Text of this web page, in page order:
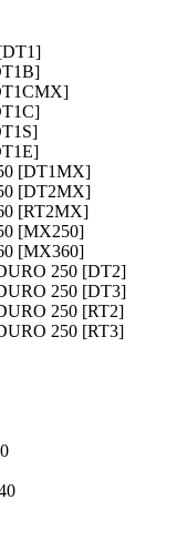
[DT1MX]
[DT2MX]
[RT2MX]
[MX250]
[MX360]
250 [DT2]
250 [DT3]
250 [RT2]
250 [RT3]